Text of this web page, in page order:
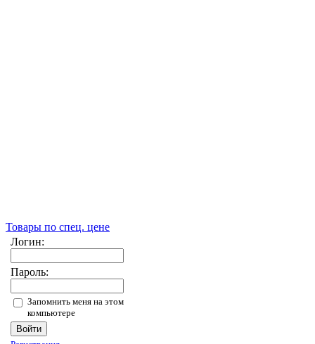
Товары по спец. цене
Логин:
Пароль:
Запомнить меня на этом
компьютере